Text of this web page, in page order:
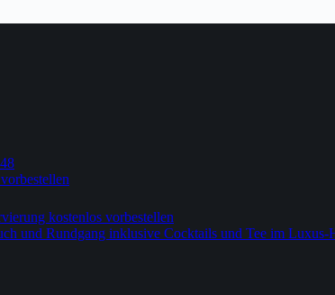
kostenlos vorbestellen
und Rundgang inklusive Cocktails und Tee im Luxus-